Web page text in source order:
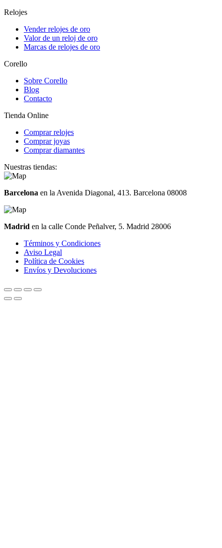
Relojes
Vender relojes de oro
Valor de un reloj de oro
Marcas de relojes de oro
Corello
Sobre Corello
Blog
Contacto
Tienda Online
Comprar relojes
Comprar joyas
Comprar diamantes
Nuestras tiendas:
Barcelona en la Avenida Diagonal, 413. Barcelona 08008
Madrid en la calle Conde Peñalver, 5. Madrid 28006
Términos y Condiciones
Aviso Legal
Política de Cookies
Envíos y Devoluciones